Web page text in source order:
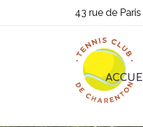
43 rue de